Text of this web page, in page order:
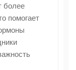
более
помогает